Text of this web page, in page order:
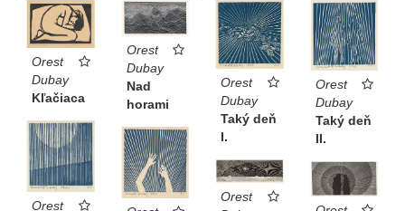
Orest
Dubay
Kľačiaca
Orest
Dubay
Nad
horami
Orest
Dubay
Taký deň
I.
Orest
Dubay
Taký deň
II.
Orest
Orest